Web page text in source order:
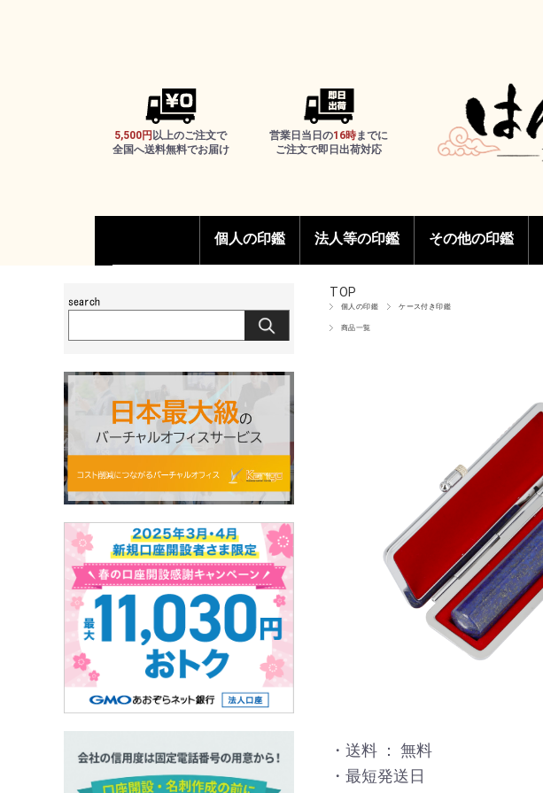
5,500円 以上のご注文で
全国へ送料無料でお届け
営業日当日の16時までに
ご注文で即日出荷対応
個人の印鑑 法人等の印鑑
法人印鑑2本セット
法人印鑑3本セット
代表印
法人銀行印
角印
その他の印鑑
TOP
個人の印鑑 ケース付き印鑑
商品一覧
・送料 ： 無料
・最短発送日